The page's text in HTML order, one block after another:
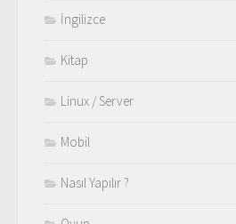
İngilizce
Kitap
Linux / Server
Mobil
Nasıl Yapılır ?